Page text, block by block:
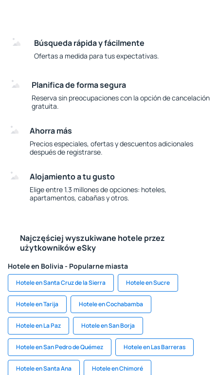
Búsqueda rápida y fácilmente
Ofertas a medida para tus expectativas.
Planifica de forma segura
Reserva sin preocupaciones con la opción de cancelación
gratuita.
Ahorra más
Precios especiales, ofertas y descuentos adicionales
después de registrarse.
Alojamiento a tu gusto
Elige entre 1.3 millones de opciones: hoteles,
apartamentos, cabañas y otros.
Najczęściej wyszukiwane hotele przez
użytkowników eSky
Hotele en Bolivia - Popularne miasta
Hotele en Santa Cruz de la Sierra Hotele en Sucre
Hotele en Tarija Hotele en Cochabamba
Hotele en La Paz Hotele en San Borja
Hotele en San Pedro de Quémez Hotele en Las Barreras
Hotele en Santa Ana Hotele en Chimoré